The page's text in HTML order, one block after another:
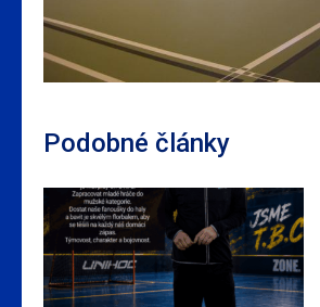
Podobné články